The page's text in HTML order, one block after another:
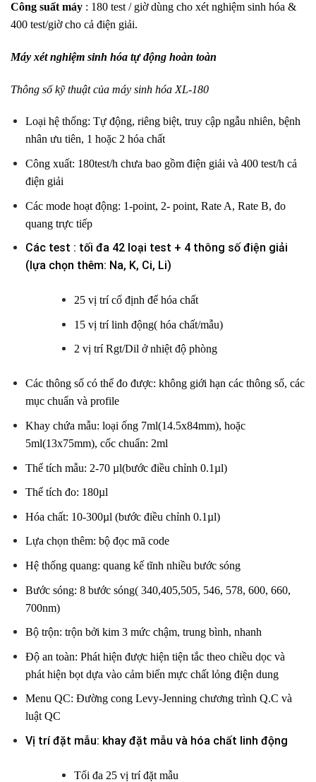
Công suất máy : 180 test / giờ dùng cho xét nghiệm sinh hóa &
400 test/giờ cho cả điện giải.
Máy xét nghiệm sinh hóa tự động hoàn toàn
Thông số kỹ thuật của máy sinh hóa XL-180
Loại hệ thống: Tự động, riêng biệt, truy cập ngẫu nhiên, bệnh
nhân ưu tiên, 1 hoặc 2 hóa chất
Công xuất: 180test/h chưa bao gồm điện giải và 400 test/h cả
điện giải
Các mode hoạt động: 1-point, 2- point, Rate A, Rate B, đo
quang trực tiếp
Các test : tối đa 42 loại test + 4 thông số điện giải
(lựa chọn thêm: Na, K, Ci, Li)
25 vị trí cố định để hóa chất
15 vị trí linh động( hóa chất/mẫu)
2 vị trí Rgt/Dil ở nhiệt độ phòng
Các thông số có thể đo được: không giới hạn các thông số, các
mục chuẩn và profile
Khay chứa mẫu: loại ống 7ml(14.5x84mm), hoặc
5ml(13x75mm), cốc chuẩn: 2ml
Thể tích mẫu: 2-70 µl(bước điều chỉnh 0.1µl)
Thể tích đo: 180µl
Hóa chất: 10-300µl (bước điều chỉnh 0.1µl)
Lựa chọn thêm: bộ đọc mã code
Hệ thống quang: quang kế tĩnh nhiều bước sóng
Bước sóng: 8 bước sóng( 340,405,505, 546, 578, 600, 660,
700nm)
Bộ trộn: trộn bởi kim 3 mức chậm, trung bình, nhanh
Độ an toàn: Phát hiện được hiện tiện tắc theo chiều dọc và
phát hiện bọt dựa vào cảm biến mực chất lỏng điện dung
Menu QC: Đường cong Levy-Jenning chương trình Q.C và
luật QC
Vị trí đặt mẫu: khay đặt mẫu và hóa chất linh động
Tối đa 25 vị trí đặt mẫu